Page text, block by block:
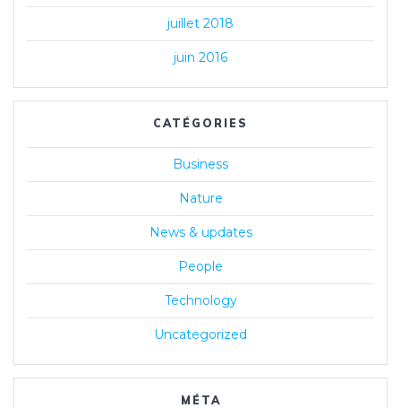
juillet 2018
juin 2016
CATÉGORIES
Business
Nature
News & updates
People
Technology
Uncategorized
MÉTA